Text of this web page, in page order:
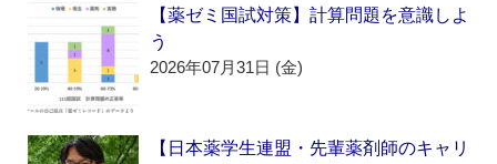
【薬ゼミ国試対策】計算問題を意識しよ
う
2026年07月31日 (金)
【日本薬学生連盟・先輩薬剤師のキャリ